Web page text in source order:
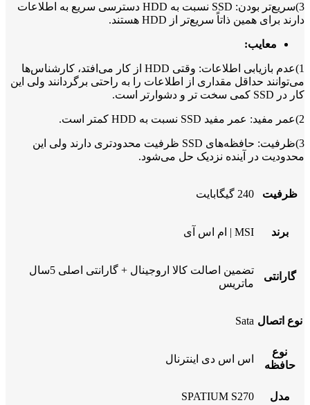
3)سریع‌تر بودن: SSD نسبت به HDD دسترسی سریع به اطلاعات
دارند برای همین ذاتاً سریع‌تر از HDD هستند.
معایب:
1)عدم بازیابی اطلاعات: وقتی HDD از کار می‌افتد، کارشناس‌ها
می‌توانند حداقل مقداری از اطلاعات را به راحتی برگردانند ولی این
کار در SSD کمی سخت تر و دشوارتر است.
2)عمر مفید: عمر مفید SSD‌ نسبت به HDD کمتر است.
3)ظرفیت: حافظه‌های SSD ظرفیت محدودتری دارند ولی این
محدودیت در آینده نزدیک حل می‌شود.
ظرفیت 240 گیگابایت
برند MSI | ام اس آی
گارانتی
تضمین اصالت کالا اروجینال + گارانتی اصلی 5سال
ماتریس
نوع اتصال Sata
نوع
حافظه
اس اس دی اینترنال
مدل SPATIUM S270